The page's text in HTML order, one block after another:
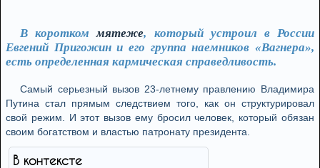
В короткоммятеже, который устроил в России
Евгений Пригожин и его группа наемников «Вагнера»,
есть определенная кармическая справедливость.
Самый серьезный вызов 23-летнему правлению Владимира
Путина стал прямым следствием того, как он структурировал
свой режим. И этот вызов ему бросил человек, который обязан
своим богатством и властью патронату президента.
В контексте